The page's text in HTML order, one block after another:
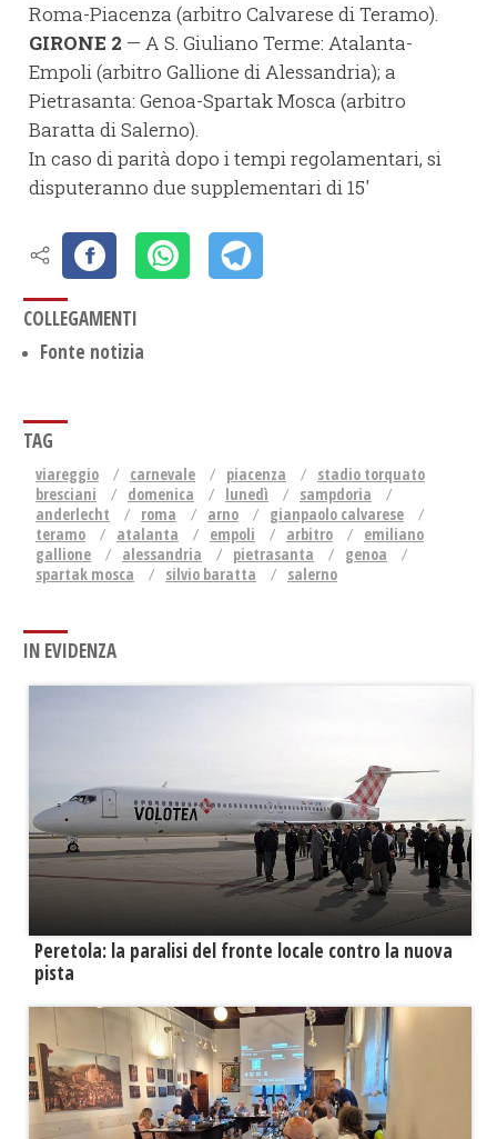
Roma-Piacenza (arbitro Calvarese di Teramo).
GIRONE 2 — A S. Giuliano Terme: Atalanta-
Empoli (arbitro Gallione di Alessandria); a
Pietrasanta: Genoa-Spartak Mosca (arbitro
Baratta di Salerno).
In caso di parità dopo i tempi regolamentari, si
disputeranno due supplementari di 15'
COLLEGAMENTI
Fonte notizia
TAG
viareggio carnevale piacenza
stadio torquato
bresciani
domenica lunedì
sampdoria
anderlecht
roma arno
gianpaolo calvarese
teramo
atalanta empoli arbitro
emiliano
gallione
alessandria pietrasanta
genoa
spartak mosca
silvio baratta salerno
IN EVIDENZA
Peretola: la paralisi del fronte locale contro la nuova
pista